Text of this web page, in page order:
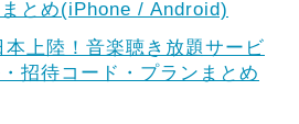
とめ(iPhone / Android)
本上陸！音楽聴き放題サービ
招待コード・プランまとめ